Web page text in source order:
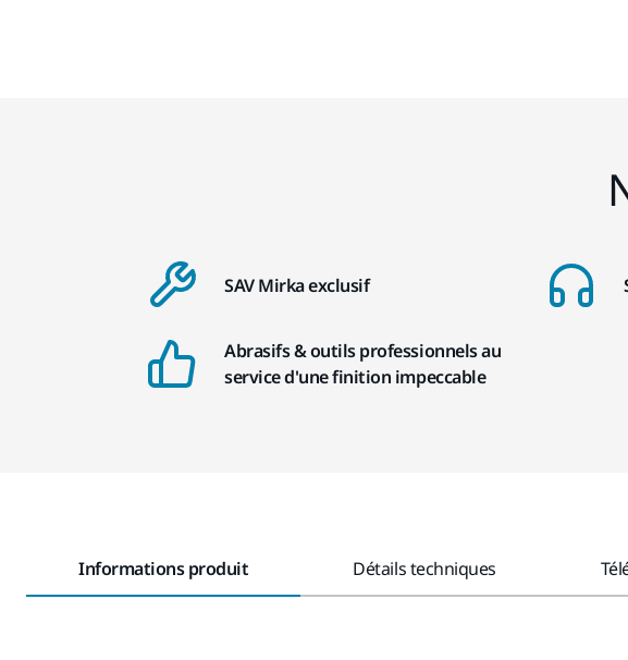
SAV Mirka exclusif
Abrasifs & outils professionnels au
service d'une finition impeccable
Informations produit Détails techniques